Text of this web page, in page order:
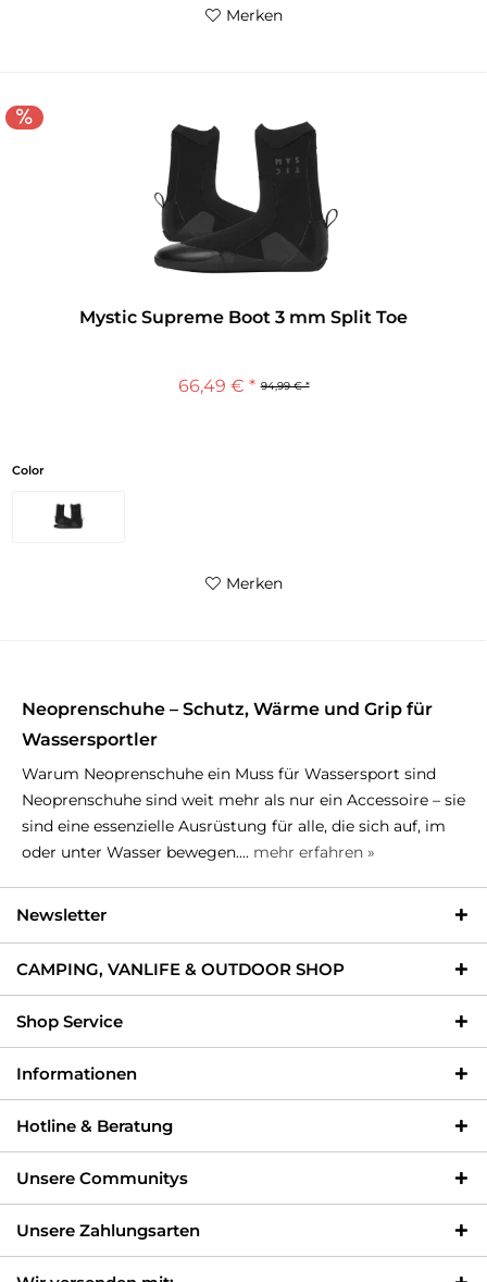
Merken
Mystic Supreme Boot 3 mm Split Toe
94,99 € *
66,49 € *
Color
Merken
Neoprenschuhe – Schutz, Wärme und Grip für
Wassersportler
Warum Neoprenschuhe ein Muss für Wassersport sind
Neoprenschuhe sind weit mehr als nur ein Accessoire – sie
sind eine essenzielle Ausrüstung für alle, die sich auf, im
oder unter Wasser bewegen.... mehr erfahren »
Newsletter
CAMPING, VANLIFE & OUTDOOR SHOP
Shop Service
Informationen
Hotline & Beratung
Unsere Communitys
Unsere Zahlungsarten